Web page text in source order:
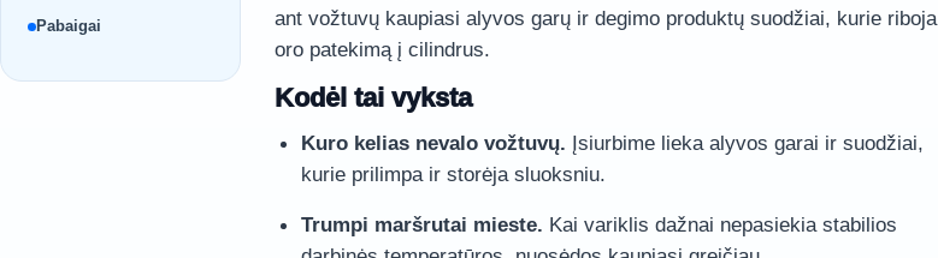
Pabaigai
ant vožtuvų kaupiasi alyvos garų ir degimo produktų suodžiai, kurie riboja
oro patekimą į cilindrus.
Kodėl tai vyksta
Kuro kelias nevalo vožtuvų. Įsiurbime lieka alyvos garai ir suodžiai,
kurie prilimpa ir storėja sluoksniu.
Trumpi maršrutai mieste. Kai variklis dažnai nepasiekia stabilios